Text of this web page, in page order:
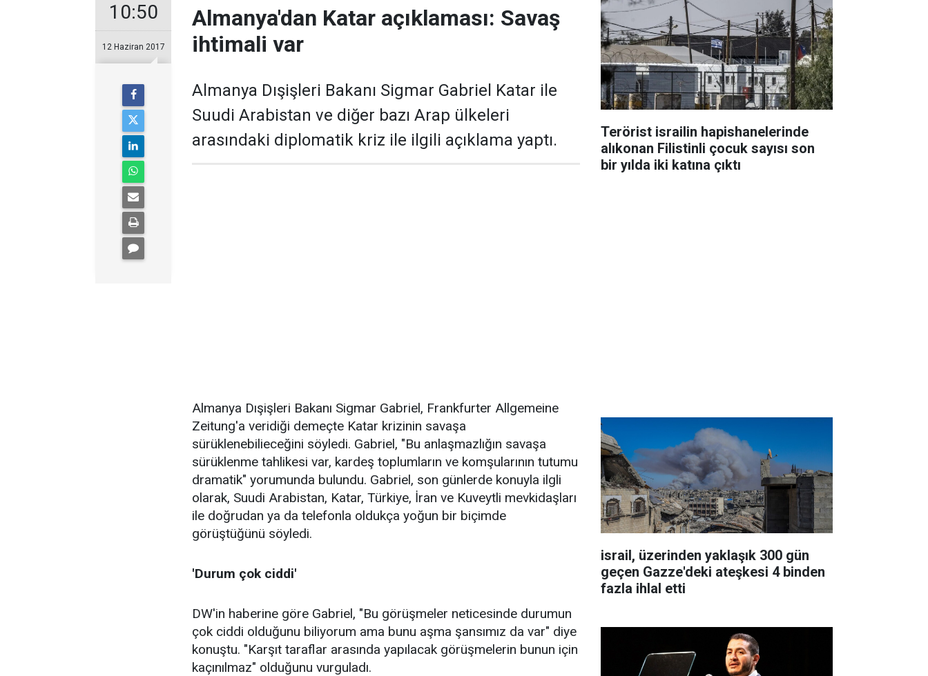
10:50
12 Haziran 2017
Almanya'dan Katar açıklaması: Savaş
ihtimali var
Almanya Dışişleri Bakanı Sigmar Gabriel Katar ile
Suudi Arabistan ve diğer bazı Arap ülkeleri
arasındaki diplomatik kriz ile ilgili açıklama yaptı.
Almanya Dışişleri Bakanı Sigmar Gabriel, Frankfurter Allgemeine
Zeitung'a veridiği demeçte Katar krizinin savaşa
sürüklenebilieceğini söyledi. Gabriel, "Bu anlaşmazlığın savaşa
sürüklenme tahlikesi var, kardeş toplumların ve komşularının tutumu
dramatik" yorumunda bulundu. Gabriel, son günlerde konuyla ilgli
olarak, Suudi Arabistan, Katar, Türkiye, İran ve Kuveytli mevkidaşları
ile doğrudan ya da telefonla oldukça yoğun bir biçimde
görüştüğünü söyledi.
'Durum çok ciddi'
DW'in haberine göre Gabriel, "Bu görüşmeler neticesinde durumun
çok ciddi olduğunu biliyorum ama bunu aşma şansımız da var" diye
konuştu. "Karşıt taraflar arasında yapılacak görüşmelerin bunun için
kaçınılmaz" olduğunu vurguladı.
Terörist israilin hapishanelerinde
alıkonan Filistinli çocuk sayısı son
bir yılda iki katına çıktı
israil, üzerinden yaklaşık 300 gün
geçen Gazze'deki ateşkesi 4 binden
fazla ihlal etti